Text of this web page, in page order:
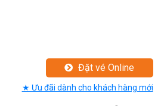
Đặt vé Online
★ Ưu đãi dành cho khách hàng mới